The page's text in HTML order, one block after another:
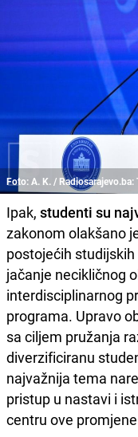
Foto: A. K. / Radiosarajevo.ba:
Ipak, studenti su
zakonom olakšano
postojećih
jačanje necikličnog
interdisciplinarnog
programa. Upravo
sa ciljem pružanja
diverzificiranu
najvažnija tema
pristup u nastavi i
centru ove